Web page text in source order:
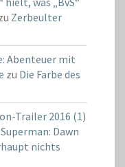
Zerbeulter
Abenteuer mit
zu Die Farbe des
Trailer 2016 (1)
Dawn
nichts